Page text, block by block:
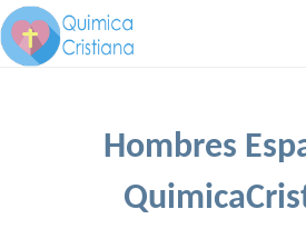
Hombres